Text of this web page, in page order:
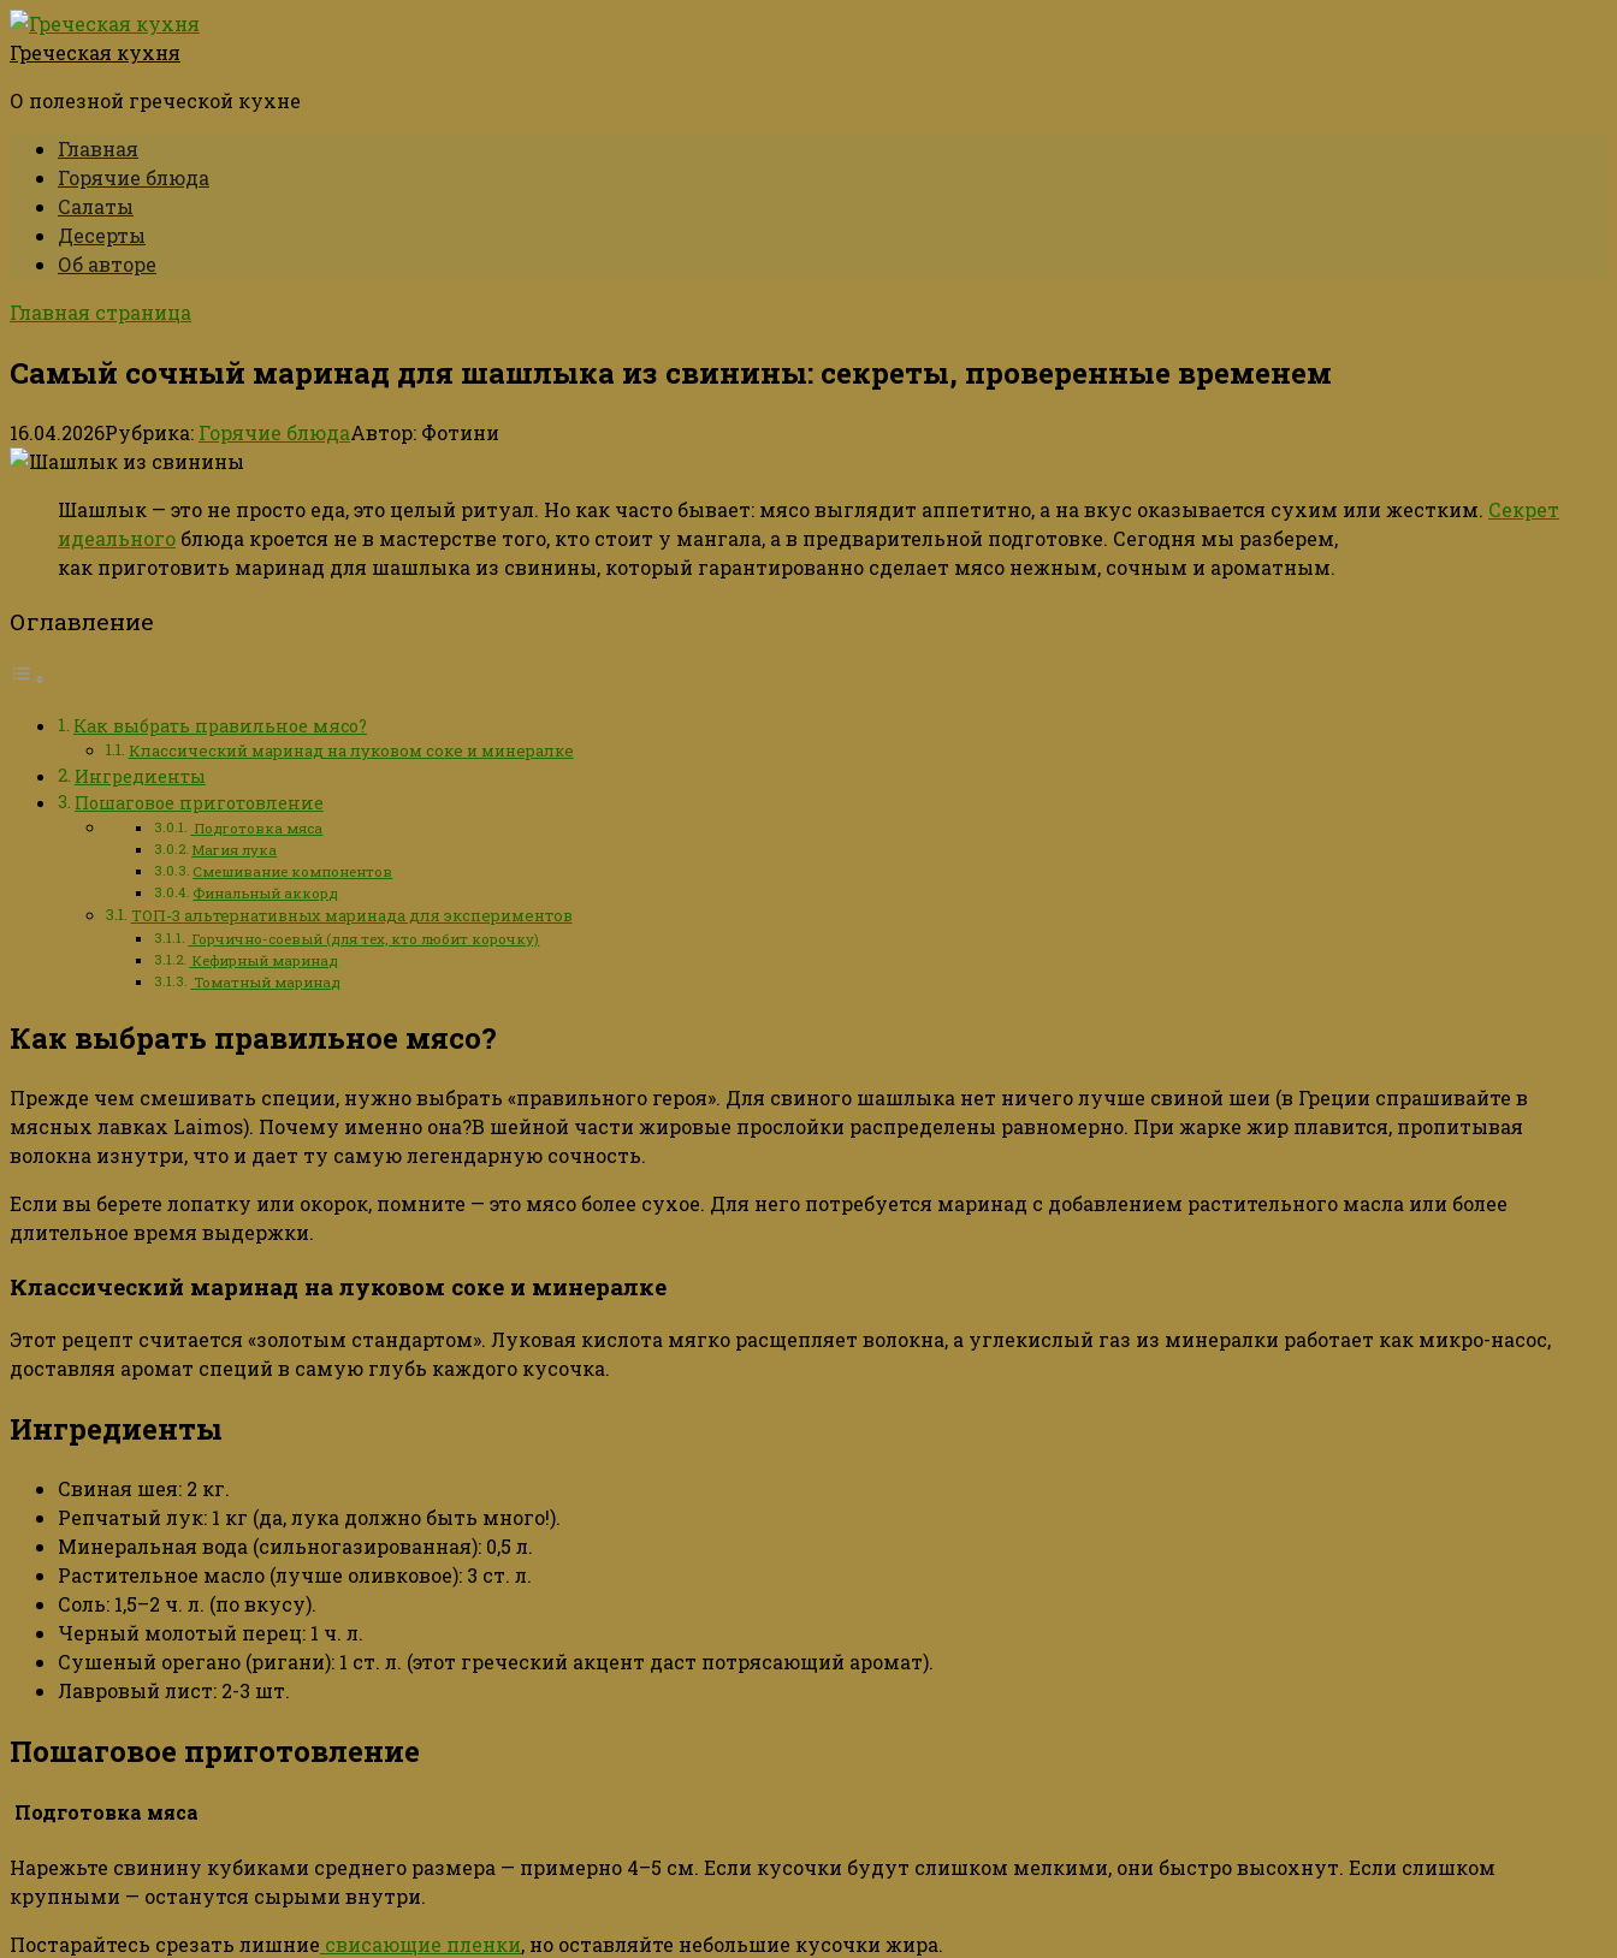
Перейти
к
Греческая кухня
О полезной греческой кухне
Главная
Горячие блюда
Салаты
Десерты
Об авторе
Главная страница
Самый сочный маринад для шашлыка из свинины: секреты, проверенные временем
16.04.2026Рубрика: Горячие блюдаАвтор: Фотини
Шашлык — это не просто еда, это целый ритуал. Но как часто бывает: мясо выглядит аппетитно, а на вкус оказывается сухим или жестким. Секрет
идеального блюда кроется не в мастерстве того, кто стоит у мангала, а в предварительной подготовке. Сегодня мы разберем,
как приготовить маринад для шашлыка из свинины, который гарантированно сделает мясо нежным, сочным и ароматным.
Оглавление
Как выбрать правильное мясо?
Классический маринад на луковом соке и минералке
Ингредиенты
Пошаговое приготовление
Подготовка мяса
Магия лука
Смешивание компонентов
Финальный аккорд
ТОП-3 альтернативных маринада для экспериментов
Горчично-соевый (для тех, кто любит корочку)
Кефирный маринад
Томатный маринад
Как выбрать правильное мясо?
Прежде чем смешивать специи, нужновыбрать «правильного героя». Для свиного шашлыка нет ничего лучше свиной шеи (в Греции спрашивайте в
мясных лавках Laimos). Почему именно она?В шейной части жировые прослойки распределены равномерно. При жарке жир плавится, пропитывая
волокна изнутри, что и дает ту самую легендарную сочность.
Если вы берете лопатку или окорок, помните — это мясо более сухое. Для него потребуется маринад с добавлением растительного масла или более
длительное время выдержки.
Классический маринад на луковом соке и минералке
Этот рецепт считается «золотым стандартом». Луковая кислота мягко расщепляет волокна, а углекислый газ из минералки работает как микро-насос,
доставляя аромат специй в самую глубь каждого кусочка.
Ингредиенты
Свиная шея: 2 кг.
Репчатый лук: 1 кг (да, лука должно быть много!).
Минеральная вода (сильногазированная): 0,5 л.
Растительное масло (лучше оливковое): 3 ст. л.
Соль: 1,5–2 ч. л. (по вкусу).
Черный молотый перец: 1 ч. л.
Сушеный орегано (ригани): 1 ст. л. (этот греческий акцент даст потрясающий аромат).
Лавровый лист: 2-3 шт.
Пошаговое приготовление
Подготовка мяса
Нарежьте свинину кубиками среднего размера — примерно 4–5 см. Если кусочки будут слишком мелкими, они быстро высохнут. Если слишком
крупными — останутся сырыми внутри.
Постарайтесь срезать лишние свисающие пленки, но оставляйте небольшие кусочки жира.